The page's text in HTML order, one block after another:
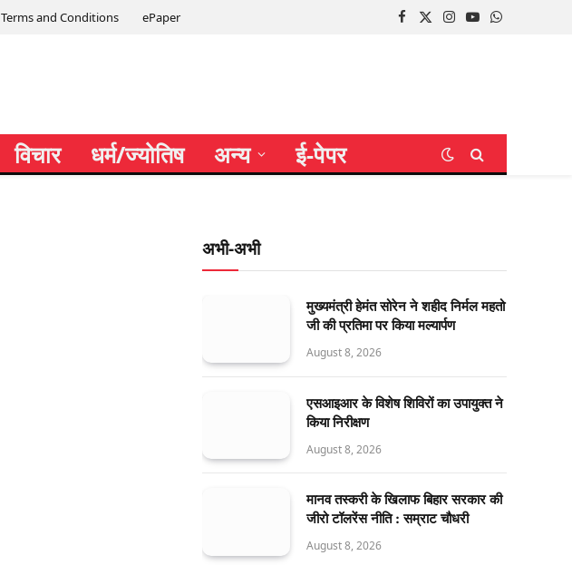
Terms and Conditions ePaper
Facebook
X
Instagram
YouTubeWhatsApp
विचार धर्म/ज्योतिष अन्य ई-पेपर
अभी-अभी
मुख्यमंत्री हेमंत सोरेन ने शहीद निर्मल महतो
जी की प्रतिमा पर किया मल्यार्पण
August 8, 2026
एसआइआर के विशेष शिविरों का उपायुक्त ने
किया निरीक्षण
August 8, 2026
मानव तस्करी के खिलाफ बिहार सरकार की
जीरो टॉलरेंस नीति : सम्राट चौधरी
August 8, 2026